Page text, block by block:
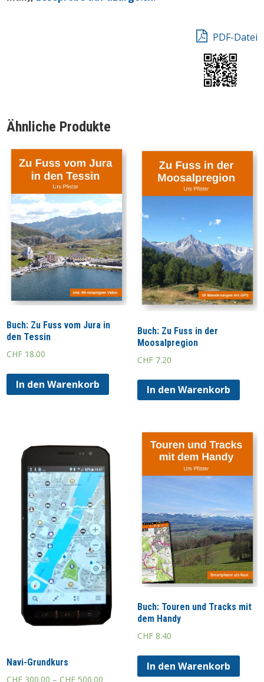
PDF-Datei
Ähnliche Produkte
Buch: Zu Fuss vom Jura in
den Tessin
CHF 18.00
In den Warenkorb
Buch: Zu Fuss in der
Moosalpregion
CHF7.20
In den Warenkorb
Navi-Grundkurs
CHF 300.00 – CHF 500.00
Buch: Touren und Tracks mit
dem Handy
CHF8.40
In den Warenkorb